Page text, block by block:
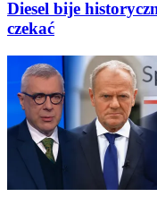
Diesel bije
czekać